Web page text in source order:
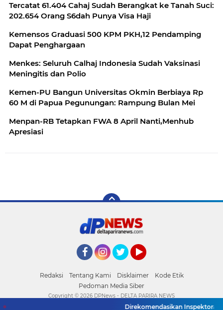
Tercatat 61.404 Cahaj Sudah Berangkat ke Tanah Suci:
202.654 Orang S6dah Punya Visa Haji
Kemensos Graduasi 500 KPM PKH,12 Pendamping
Dapat Penghargaan
Menkes: Seluruh Calhaj Indonesia Sudah Vaksinasi
Meningitis dan Polio
Kemen-PU Bangun Universitas Okmin Berbiaya Rp
60 M di Papua Pegunungan: Rampung Bulan Mei
Menpan-RB Tetapkan FWA 8 April Nanti,Menhub
Apresiasi
Redaksi Tentang Kami Disklaimer
Kode Etik
Pedoman Media Siber
Direkomendasikan
Copyright © 2026 DPNews - DELTA PARIRA NEWS